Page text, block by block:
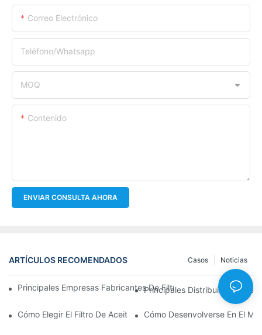
Correo Electrónico
Teléfono/whatsapp
MOQ
Contenido
ENVIAR CONSULTA AHORA
ARTÍCULOS RECOMENDADOS Noticias
Casos
Principales Empresas Fabricantes De Filtros De Aceite: Una
Principales Distribuidores
Cómo Elegir El Filtro De Aceite Adecuado Para Su Modelo De
Cómo Desenvolverse En El